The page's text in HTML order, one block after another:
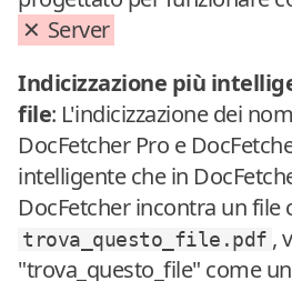
Server
Indicizzazione più
file: L'indicizzazione dei
DocFetcher Pro e
intelligente che in
DocFetcher incontra un file
trova_questo_file.pdf ,
"trova_questo_file" come